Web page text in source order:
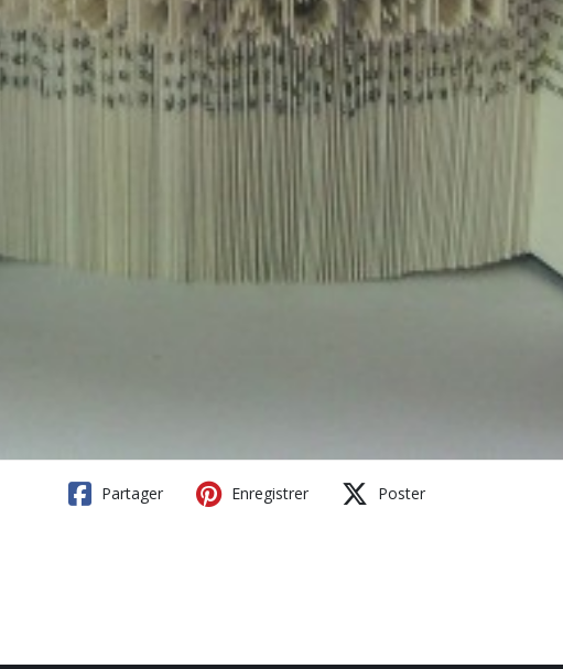
Partager Enregistrer Poster